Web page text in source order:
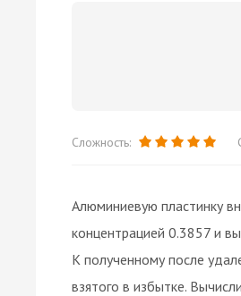
Сложность:
Алюминиевую пластинку
концентрацией 0.3857 и
К полученному после
взятого в избытке.